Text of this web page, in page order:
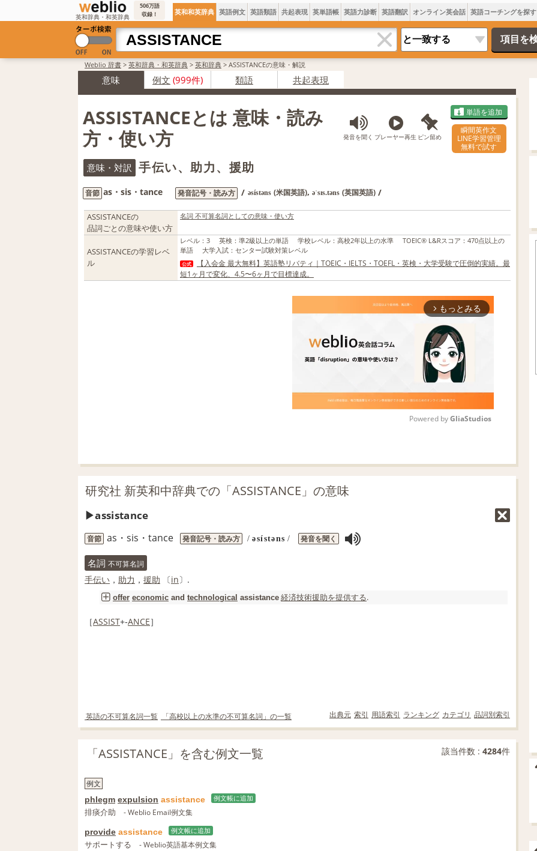
英和辞典・和英辞典
506万語
収録！
英和和英辞典 英語例文 英語類語 共起表現 英単語帳 英語力診断 英語翻訳 オンライン英会話 英語コーチングを探す
Weblio 辞書 > 英和辞典・和英辞典 > 英和辞典 > ASSISTANCEの意味・解説
意味 例文 (999件) 類語 共起表現
ASSISTANCEとは 意味・読み
方・使い方
発音を聞く プレーヤー再生 ピン留め
単語を追加
瞬間英作文
LINE学習管理
無料で試す
意味・対訳 手伝い、助力、援助
音節 as・sis・tance 発音記号・読み方 / əsístəns (米国英語), əˈsɪs.təns (英国英語) /
ASSISTANCEの
品詞ごとの意味や使い方
名詞 不可算名詞としての意味・使い方
ASSISTANCEの学習レベ
ル
レベル ： 3 英検 ： 準2級以上の単語 学校レベル ： 高校2年以上の水準 TOEIC® L&Rスコア ： 470点以上の
単語
大学入試 ： センター試験対策レベル
公式
【入会金 最大無料】英語塾リバティ｜TOEIC・IELTS・TOEFL・英検・大学受験で圧倒的実績。最
短1ヶ月で変化、4.5〜6ヶ月で目標達成。
arrow_forward_ios もっとみる
Powered by GliaStudios
研究社 新英和中辞典での「ASSISTANCE」の意味
assistance
音節 as・sis・tance 発音記号・読み方 / əsístəns / 発音を聞く
名詞 不可算名詞
手伝い ， 助力 ， 援助 〔in〕.
offer economic and technological assistance 経済技術援助を提供する.
［ASSIST+‐ANCE］
英語の不可算名詞一覧 「高校以上の水準の不可算名詞」の一覧 出典元 索引 用語索引 ランキング カテゴリ 品詞別索引
「ASSISTANCE」を含む例文一覧 該当件数 : 4284件
例文
phlegm expulsion assistance 例文帳に追加
排痰介助 - Weblio Email例文集
provide assistance 例文帳に追加
サポートする - Weblio英語基本例文集